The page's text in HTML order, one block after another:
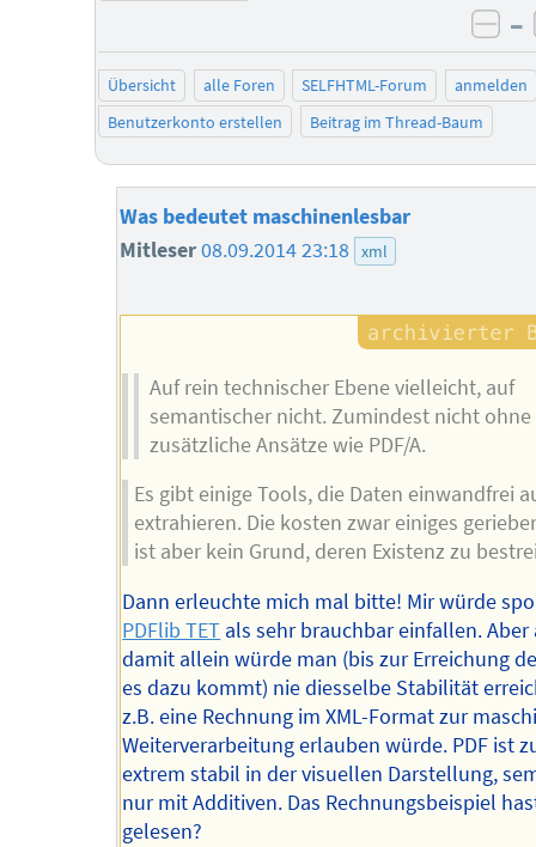
–
Übersicht alle Foren SELFHTML-Forum
anmelden
Benutzerkonto erstellen
Beitrag im Thread-Baum
Was bedeutet maschinenlesbar
Mitleser08.09.2014 23:18 xml
Auf rein technischer Ebene vielleicht, auf
semantischer nicht. Zumindest nicht ohne
zusätzliche Ansätze wie PDF/A.
Es gibt einige Tools, die Daten einwandfrei
extrahieren. Die kosten zwar einiges
ist aber kein Grund, deren Existenz zu
Dann erleuchte mich mal bitte! Mir würde
PDFlib TET als sehr brauchbar einfallen. Aber
damit allein würde man (bis zur Erreichung
es dazu kommt) nie diesselbe Stabilität
z.B. eine Rechnung im XML-Format zur
Weiterverarbeitung erlauben würde. PDF ist
extrem stabil in der visuellen Darstellung,
nur mit Additiven. Das Rechnungsbeispiel
gelesen?